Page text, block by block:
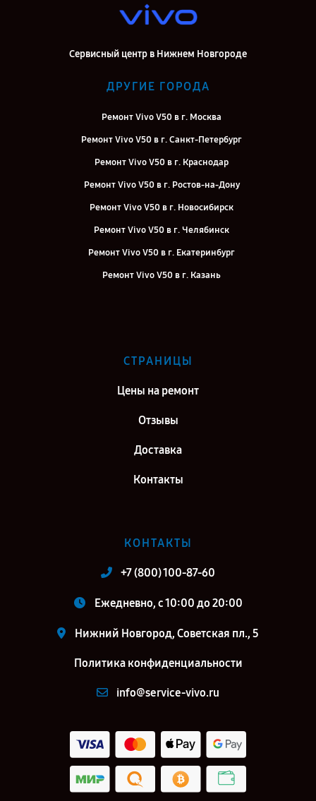
Сервисный центр в Нижнем Новгороде
ДРУГИЕ ГОРОДА
Ремонт Vivo V50 в г. Москва
Ремонт Vivo V50 в г. Санкт-Петербург
Ремонт Vivo V50 в г. Краснодар
Ремонт Vivo V50 в г. Ростов-на-Дону
Ремонт Vivo V50 в г. Новосибирск
Ремонт Vivo V50 в г. Челябинск
Ремонт Vivo V50 в г. Екатеринбург
Ремонт Vivo V50 в г. Казань
Ремонт Vivo V50 в г. Киров
СТРАНИЦЫ
Цены на ремонт
Отзывы
Доставка
Контакты
КОНТАКТЫ
+7 (800) 100-87-60
Ежедневно, с 10:00 до 20:00
Нижний Новгород, Советская пл., 5
Политика конфиденциальности
info@service-vivo.ru